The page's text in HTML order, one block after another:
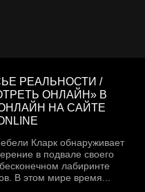
РЕАЛЬНОСТИ /
ОНЛАЙН» В
НА САЙТЕ
Кларк обнаруживает
в подвале своего
лабиринте
В этом мире время...